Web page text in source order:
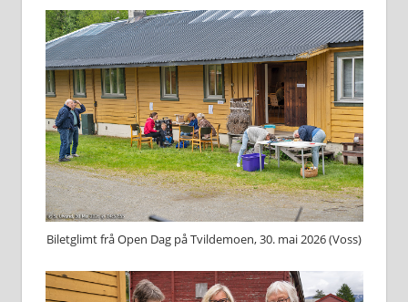
Biletglimt frå Open Dag på Tvildemoen, 30. mai 2026 (Voss)